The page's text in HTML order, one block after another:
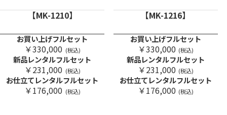
【MK-1210】
お買い上げフルセット
￥330,000 (税込)
新品レンタルフルセット
￥231,000 (税込)
お仕立てレンタルフルセット
￥176,000 (税込)
【MK-1216】
お買い上げフルセット
￥330,000 (税込)
新品レンタルフルセット
￥231,000 (税込)
お仕立てレンタルフルセット
￥176,000 (税込)